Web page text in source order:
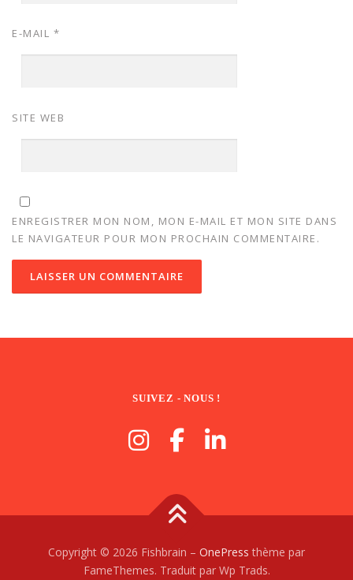
E-MAIL *
SITE WEB
ENREGISTRER MON NOM, MON E-MAIL ET MON SITE DANS
LE NAVIGATEUR POUR MON PROCHAIN COMMENTAIRE.
SUIVEZ - NOUS !
Copyright © 2026 Fishbrain – OnePress thème par
FameThemes. Traduit par Wp Trads.